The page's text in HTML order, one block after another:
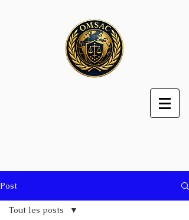
Post
Tout les posts